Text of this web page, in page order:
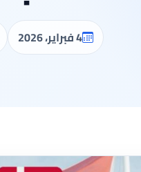
4 فبراير، 2026